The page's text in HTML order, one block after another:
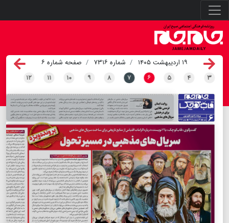
۱۹ اردیبهشت ۱۴۰۵ شماره ۷۳۱۶
صفحه شماره ۶
۳ ۴ ۵ ۶ ۷ ۸ ۹ ۱۰ ۱۱ ۱۲